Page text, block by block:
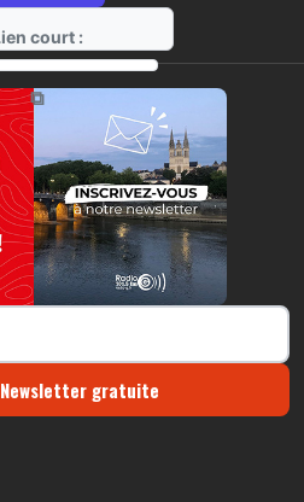
court :
https://radio-g.fr?10907
⧉
gratuite